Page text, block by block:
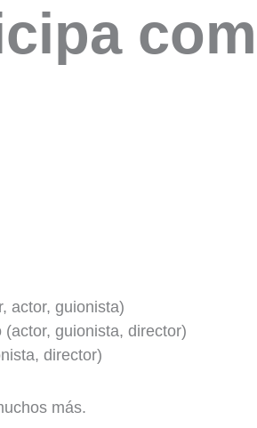
actor, guionista)
guionista, director)
director)
más.